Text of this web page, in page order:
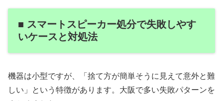
■ スマートスピーカー処分で失敗しやす
いケースと対処法
機器は小型ですが、「捨て方が簡単そうに見えて意外と難
しい」という特徴があります。大阪で多い失敗パターンを